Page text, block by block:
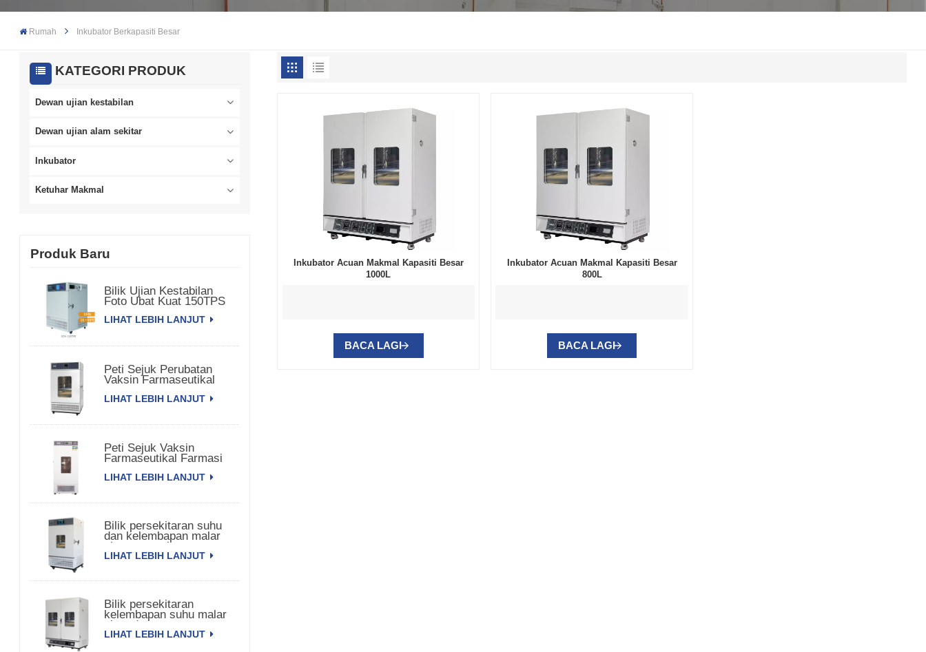
Rumah Inkubator Berkapasiti Besar
KATEGORI PRODUK
Dewan ujian kestabilan
Dewan ujian alam sekitar
Inkubator
Ketuhar Makmal
Produk Baru
Bilik Ujian Kestabilan
Foto Ubat Kuat 150TPS
LIHAT LEBIH LANJUT
Peti Sejuk Perubatan
Vaksin Farmaseutikal
LIHAT LEBIH LANJUT
Peti Sejuk Vaksin
Farmaseutikal Farmasi
LIHAT LEBIH LANJUT
Bilik persekitaran suhu
dan kelembapan malar
pintu tunggal
LIHAT LEBIH LANJUT
Bilik persekitaran
kelembapan suhu malar
pintu dua
LIHAT LEBIH LANJUT
Inkubator Acuan Makmal Kapasiti Besar
1000L
BACA LAGI
Inkubator Acuan Makmal Kapasiti Besar
800L
BACA LAGI